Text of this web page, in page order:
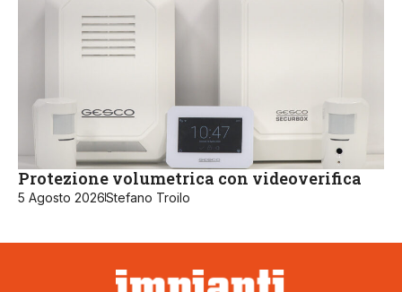
Protezione volumetrica con videoverifica
5 Agosto 2026Stefano Troilo